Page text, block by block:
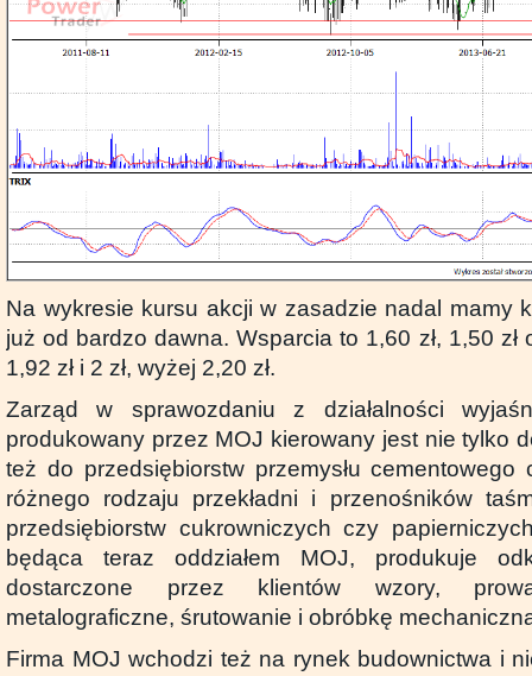
Na wykresie kursu akcji w zasadzie nadal mamy
już od bardzo dawna. Wsparcia to 1,60 zł, 1,50 zł
1,92 zł i 2 zł, wyżej 2,20 zł.
Zarząd w sprawozdaniu z działalności
produkowany przez MOJ kierowany jest nie tylko
też do przedsiębiorstw przemysłu cementowego
różnego rodzaju przekładni i przenośników
przedsiębiorstw cukrowniczych czy
będąca teraz oddziałem MOJ, produkuje
dostarczone przez klientów wzory,
metalograficzne, śrutowanie i obróbkę
Firma MOJ wchodzi też na rynek budownictwa i